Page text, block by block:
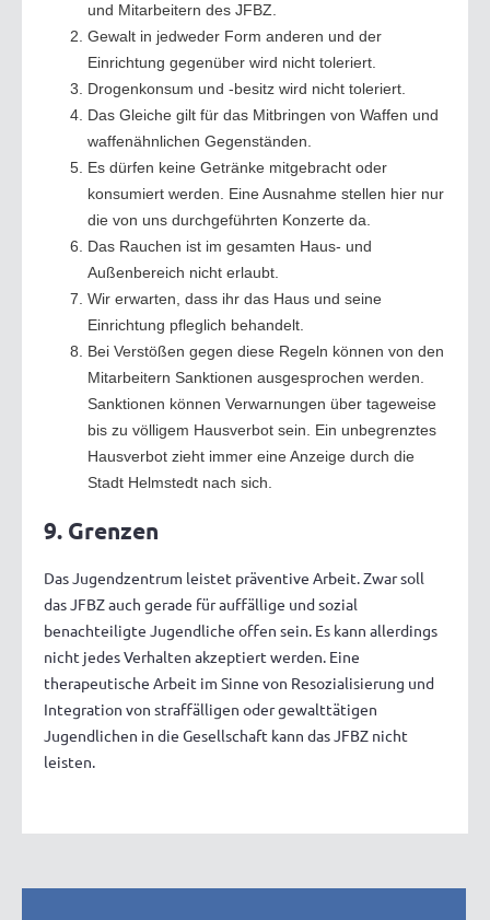
und Mitarbeitern des JFBZ.
Gewalt in jedweder Form anderen und der
Einrichtung gegenüber wird nicht toleriert.
Drogenkonsum und -besitz wird nicht toleriert.
Das Gleiche gilt für das Mitbringen von Waffen und
waffenähnlichen Gegenständen.
Es dürfen keine Getränke mitgebracht oder
konsumiert werden. Eine Ausnahme stellen hier nur
die von uns durchgeführten Konzerte da.
Das Rauchen ist im gesamten Haus- und
Außenbereich nicht erlaubt.
Wir erwarten, dass ihr das Haus und seine
Einrichtung pfleglich behandelt.
Bei Verstößen gegen diese Regeln können von den
Mitarbeitern Sanktionen ausgesprochen werden.
Sanktionen können Verwarnungen über tageweise
bis zu völligem Hausverbot sein. Ein unbegrenztes
Hausverbot zieht immer eine Anzeige durch die
Stadt Helmstedt nach sich.
9. Grenzen
Das Jugendzentrum leistet präventive Arbeit. Zwar soll
das JFBZ auch gerade für auffällige und sozial
benachteiligte Jugendliche offen sein. Es kann allerdings
nicht jedes Verhalten akzeptiert werden. Eine
therapeutische Arbeit im Sinne von Resozialisierung und
Integration von straffälligen oder gewalttätigen
Jugendlichen in die Gesellschaft kann das JFBZ nicht
leisten.